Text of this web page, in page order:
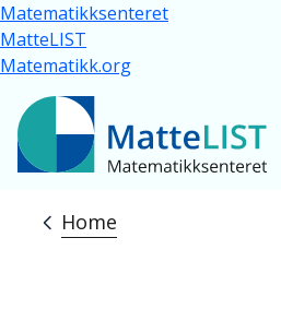
Skip to main content
Matematikksenteret
MatteLIST
Matematikk.org
Breadcrumb
Home